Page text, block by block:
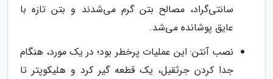
سانتی‌گراد، مصالح بتن گرم می‌شدند و بتن تازه با
عایق پوشانده می‌شد.
نصب آنتن: این عملیات پرخطر بود؛ در یک مورد، هنگام
جدا کردن جرثقیل، یک قطعه گیر کرد و هلیکوپتر تا